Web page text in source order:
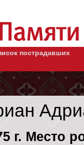
пострадавших
г. Место